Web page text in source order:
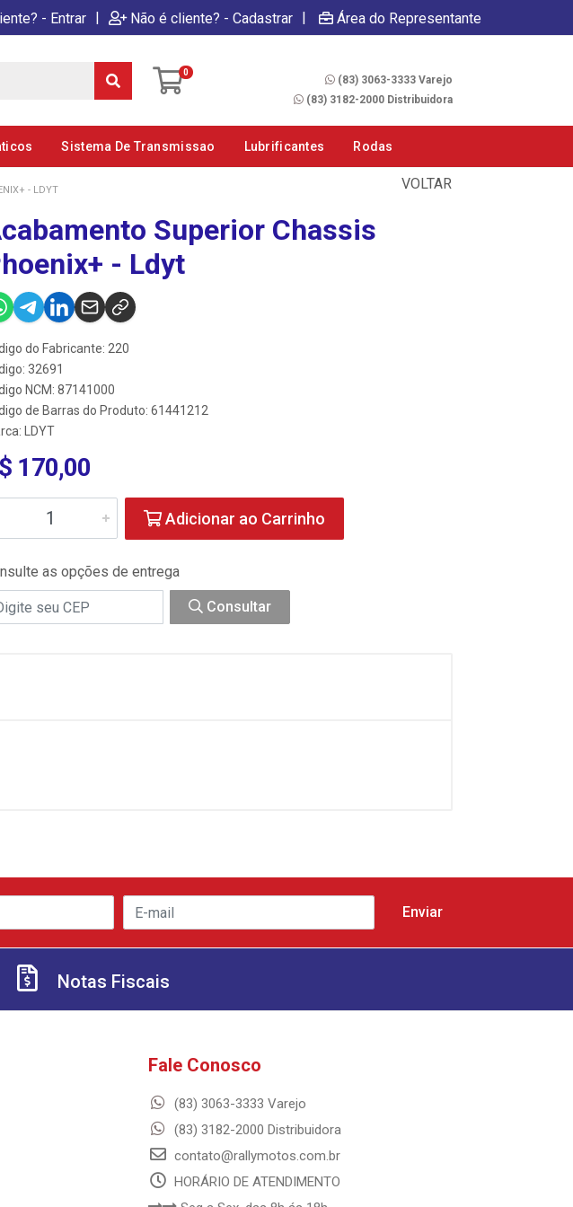
- Entrar | Não é cliente? - Cadastrar | Área do Representante
0
(83) 3063-3333 Varejo
(83) 3182-2000 Distribuidora
Sistema De Transmissao Lubrificantes Rodas
VOLTAR
- LDYT
Superior Chassis
- Ldyt
do Fabricante: 220
32691
NCM: 87141000
de Barras do Produto: 61441212
LDYT
170,00
Adicionar ao Carrinho
as opções de entrega
Consultar
Notas Fiscais
Fale Conosco
(83) 3063-3333 Varejo
(83) 3182-2000 Distribuidora
contato@rallymotos.com.br
HORÁRIO DE ATENDIMENTO